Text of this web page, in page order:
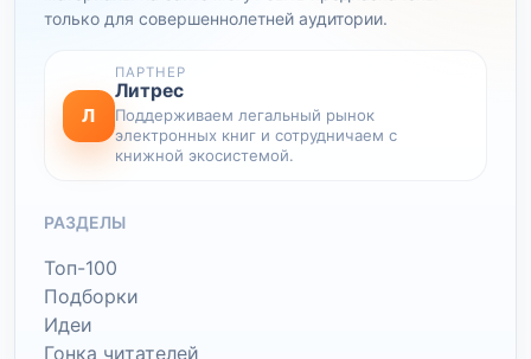
только для совершеннолетней аудитории.
Л
ПАРТНЕР
Литрес
Поддерживаем легальный рынок
электронных книг и сотрудничаем с
книжной экосистемой.
РАЗДЕЛЫ
Топ-100
Подборки
Идеи
Гонка читателей